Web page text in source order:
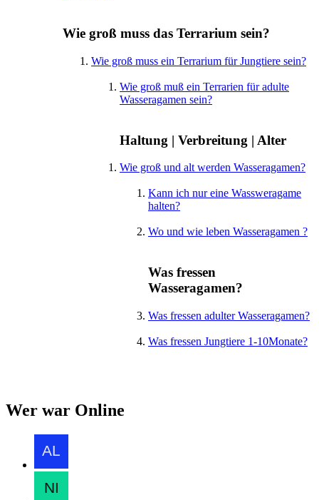
Wie groß muss das Terrarium sein?
Wie groß muss ein Terrarium für Jungtiere sein?
Wie groß muß ein Terrarien für adulte
Wasseragamen sein?
Haltung | Verbreitung | Alter
Wie groß und alt werden Wasseragamen?
Kann ich nur eine Wassweragame
halten?
Wo und wie leben Wasseragamen ?
Was fressen
Wasseragamen?
Was fressen adulter Wasseragamen?
Was fressen Jungtiere 1-10Monate?
Wer war Online